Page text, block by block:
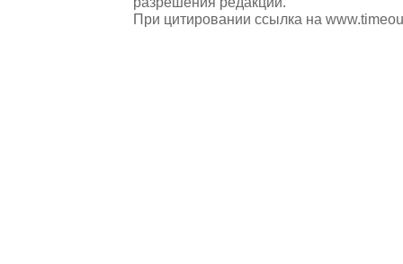
При цитировании ссылка на